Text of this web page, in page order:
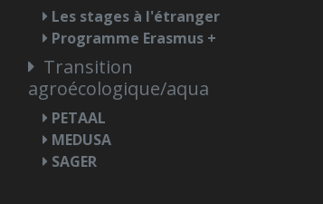
Les stages à l'étranger
Programme Erasmus +
Transition
agroécologique/aqua
PETAAL
MEDUSA
SAGER